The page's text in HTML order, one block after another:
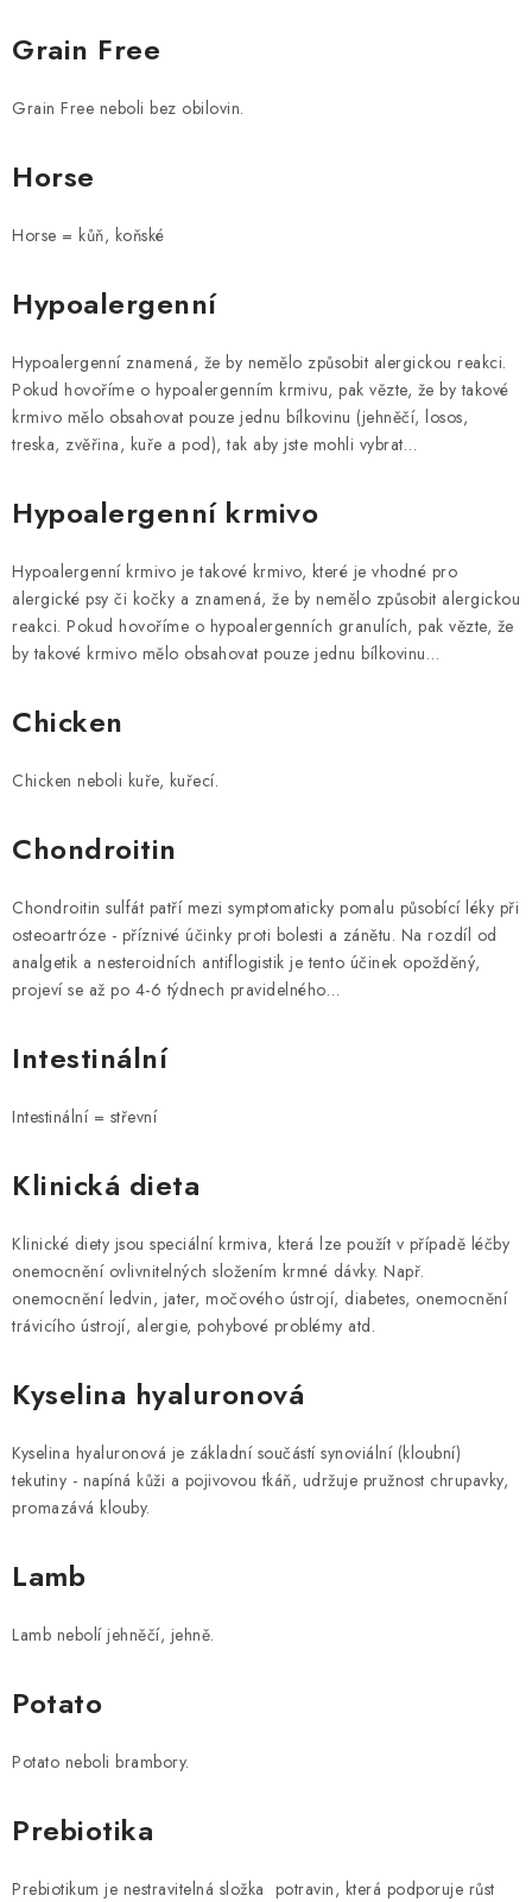
Grain Free
Grain Free neboli bez obilovin.
Horse
Horse = kůň, koňské
Hypoalergenní
Hypoalergenní znamená, že by nemělo způsobit alergickou reakci.
Pokud hovoříme o hypoalergenním krmivu, pak vězte, že by takové
krmivo mělo obsahovat pouze jednu bílkovinu (jehněčí, losos,
treska, zvěřina, kuře a pod), tak aby jste mohli vybrat…
Hypoalergenní krmivo
Hypoalergenní krmivo je takové krmivo, které je vhodné pro
alergické psy či kočky a znamená, že by nemělo způsobit alergickou
reakci. Pokud hovoříme o hypoalergenních granulích, pak vězte, že
by takové krmivo mělo obsahovat pouze jednu bílkovinu…
Chicken
Chicken neboli kuře, kuřecí.
Chondroitin
Chondroitin sulfát patří mezi symptomaticky pomalu působící léky při
osteoartróze - příznivé účinky proti bolesti a zánětu. Na rozdíl od
analgetik a nesteroidních antiflogistik je tento účinek opožděný,
projeví se až po 4-6 týdnech pravidelného…
Intestinální
Intestinální = střevní
Klinická dieta
Klinické diety jsou speciální krmiva, která lze použít v případě léčby
onemocnění ovlivnitelných složením krmné dávky. Např.
onemocnění ledvin, jater, močového ústrojí, diabetes, onemocnění
trávicího ústrojí, alergie, pohybové problémy atd.
Kyselina hyaluronová
Kyselina hyaluronová je základní součástí synoviální (kloubní)
tekutiny - napíná kůži a pojivovou tkáň, udržuje pružnost chrupavky,
promazává klouby.
Lamb
Lamb nebolí jehněčí, jehně.
Potato
Potato neboli brambory.
Prebiotika
Prebiotikum je nestravitelná složka potravin, která podporuje růst